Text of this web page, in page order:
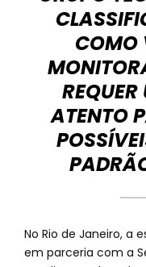
COMO
ATENTO
No Rio de Janeiro, a
em parceria com a